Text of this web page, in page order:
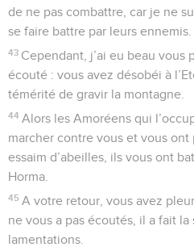
de ne pas combattre, car je ne
se faire battre par leurs ennemis.
43 Cependant, j’ai eu beau vous
écouté : vous avez désobéi à
témérité de gravir la montagne.
44 Alors les Amoréens qui
marcher contre vous et vous ont
essaim d’abeilles, ils vous ont
Horma.
45 A votre retour, vous avez
ne vous a pas écoutés, il a fait
lamentations.